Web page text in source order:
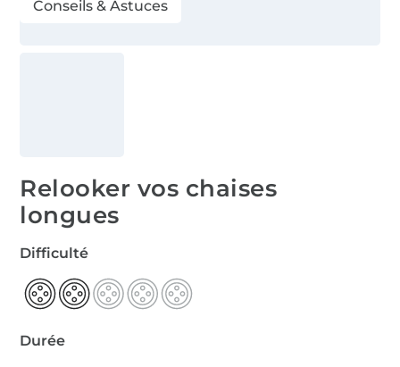
Conseils & Astuces
Relooker vos chaises
longues
Difficulté
Durée